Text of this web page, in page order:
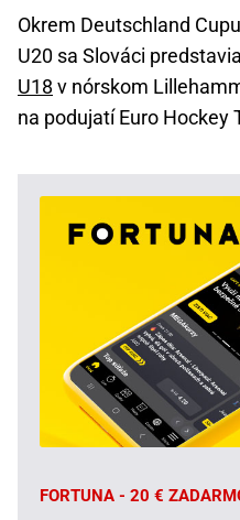
Okrem Deutschland
U20 sa Slováci
U18 v nórskom
na podujatí Euro Hockey
FORTUNA - 20 €